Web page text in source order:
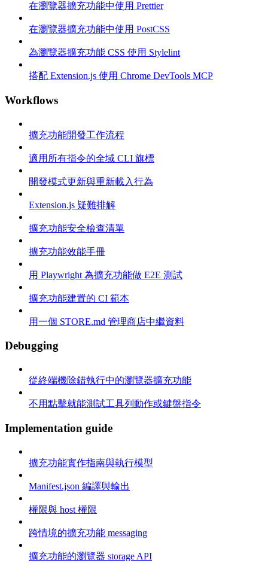
在瀏覽器擴充功能中使用 Prettier
在瀏覽器擴充功能中使用 PostCSS
為瀏覽器擴充功能 CSS 使用 Stylelint
搭配 Extension.js 使用 Chrome DevTools MCP
Workflows
擴充功能開發工作流程
適用所有指令的全域 CLI 旗標
開發模式更新與重新載入行為
Extension.js 疑難排解
擴充功能安全檢查清單
擴充功能效能手冊
用 Playwright 為擴充功能做 E2E 測試
擴充功能建置的 CI 範本
用一個 STORE.md 管理商店中繼資料
Debugging
從終端機除錯執行中的瀏覽器擴充功能
不用點擊就能測試工具列動作或鍵盤指令
Implementation guide
擴充功能實作指南與執行模型
Manifest.json 編譯與輸出
權限與 host 權限
跨情境的擴充功能 messaging
擴充功能的瀏覽器 storage API